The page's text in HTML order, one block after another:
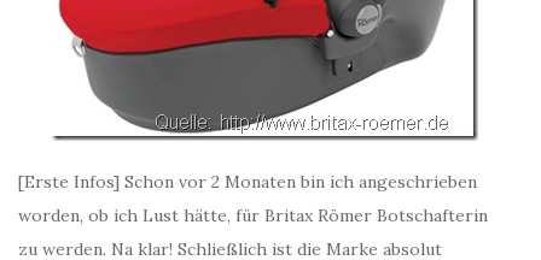
[Erste Infos] Schon vor 2 Monaten bin ich angeschrieben
worden, ob ich Lust hätte, für Britax Römer Botschafterin
zu werden. Na klar! Schließlich ist die Marke absolut